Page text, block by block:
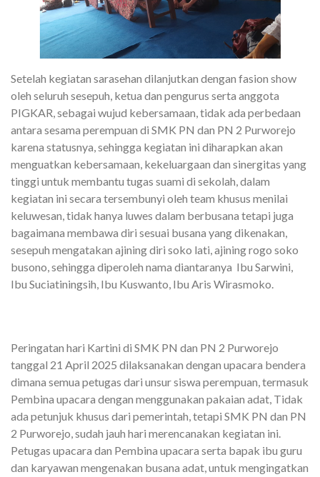
Setelah kegiatan sarasehan dilanjutkan dengan fasion show
oleh seluruh sesepuh, ketua dan pengurus serta anggota
PIGKAR, sebagai wujud kebersamaan, tidak ada perbedaan
antara sesama perempuan di SMK PN dan PN 2 Purworejo
karena statusnya, sehingga kegiatan ini diharapkan akan
menguatkan kebersamaan, kekeluargaan dan sinergitas yang
tinggi untuk membantu tugas suami di sekolah, dalam
kegiatan ini secara tersembunyi oleh team khusus menilai
keluwesan, tidak hanya luwes dalam berbusana tetapi juga
bagaimana membawa diri sesuai busana yang dikenakan,
sesepuh mengatakan ajining diri soko lati, ajining rogo soko
busono, sehingga diperoleh nama diantaranya Ibu Sarwini,
Ibu Suciatiningsih, Ibu Kuswanto, Ibu Aris Wirasmoko.
Peringatan hari Kartini di SMK PN dan PN 2 Purworejo
tanggal 21 April 2025 dilaksanakan dengan upacara bendera
dimana semua petugas dari unsur siswa perempuan, termasuk
Pembina upacara dengan menggunakan pakaian adat, Tidak
ada petunjuk khusus dari pemerintah, tetapi SMK PN dan PN
2 Purworejo, sudah jauh hari merencanakan kegiatan ini.
Petugas upacara dan Pembina upacara serta bapak ibu guru
dan karyawan mengenakan busana adat, untuk mengingatkan